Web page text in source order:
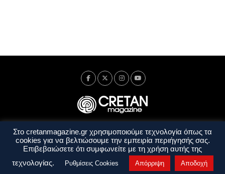
Ταυτότητα Πολιτική Απορρήτου
Όροι Χρήσης
Όροι και Προϋποθέσεις
Στο cretanmagazine.gr χρησιμοποιούμε τεχνολογία όπως τα
cookies για να βελτιώσουμε την εμπειρία περιήγησής σας.
Επιβεβαιώσετε ότι συμφωνείτε με τη χρήση αυτής της
τεχνολογίας.
Ρυθμίσεις Cookies Απόρριψη Αποδοχή